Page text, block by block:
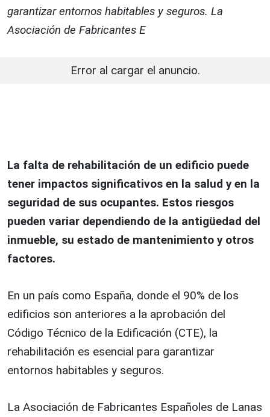
garantizar entornos habitables y seguros. La
Asociación de Fabricantes E
Error al cargar el anuncio.
La falta de rehabilitación de un edificio puede
tener impactos significativos en la salud y en la
seguridad de sus ocupantes. Estos riesgos
pueden variar dependiendo de la antigüedad del
inmueble, su estado de mantenimiento y otros
factores.
En un país como España, donde el 90% de los
edificios son anteriores a la aprobación del
Código Técnico de la Edificación (CTE), la
rehabilitación es esencial para garantizar
entornos habitables y seguros.
La Asociación de Fabricantes Españoles de Lanas